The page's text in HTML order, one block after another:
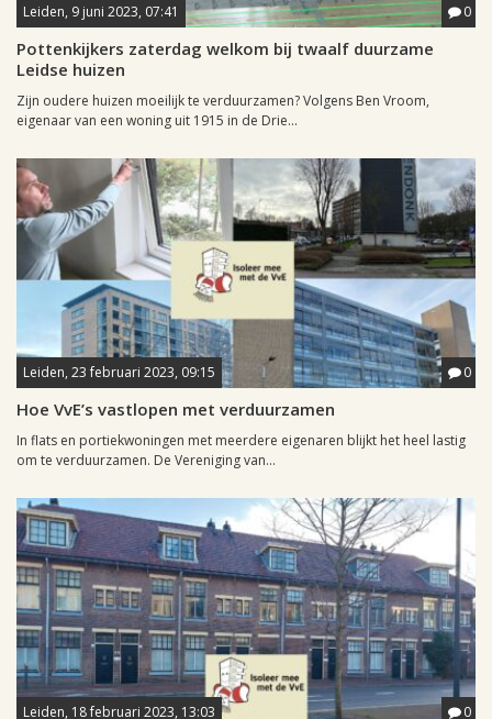
Leiden, 9 juni 2023, 07:41 0
Pottenkijkers zaterdag welkom bij twaalf duurzame
Leidse huizen
Zijn oudere huizen moeilijk te verduurzamen? Volgens Ben Vroom,
eigenaar van een woning uit 1915 in de Drie...
Leiden, 23 februari 2023, 09:15 0
Hoe VvE’s vastlopen met verduurzamen
In flats en portiekwoningen met meerdere eigenaren blijkt het heel lastig
om te verduurzamen. De Vereniging van...
Leiden, 18 februari 2023, 13:03 0